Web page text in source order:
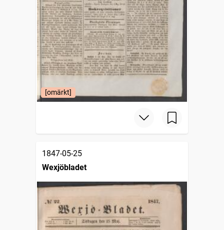
[omärkt]
1847-05-25
Wexjöbladet